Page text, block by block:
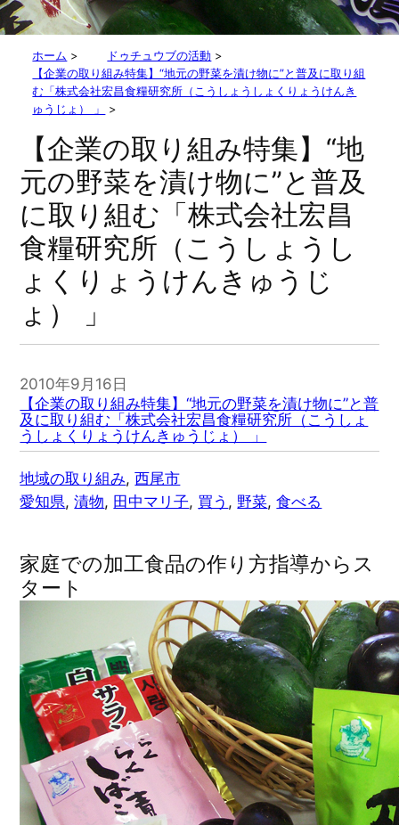
ホーム > ドゥチュウブの活動 >
【企業の取り組み特集】“地元の野菜を漬け物に”と普及に取り組
む「株式会社宏昌食糧研究所（こうしょうしょくりょうけんき
ゅうじょ） 」
>
【企業の取り組み特集】“地
元の野菜を漬け物に”と普及
に取り組む「株式会社宏昌
食糧研究所（こうしょうし
ょくりょうけんきゅうじ
ょ） 」
2010年9月16日
【企業の取り組み特集】“地元の野菜を漬け物に”と普
及に取り組む「株式会社宏昌食糧研究所（こうしょ
うしょくりょうけんきゅうじょ） 」
地域の取り組み, 西尾市
愛知県, 漬物, 田中マリ子, 買う , 野菜, 食べる
家庭での加工食品の作り方指導からス
タート